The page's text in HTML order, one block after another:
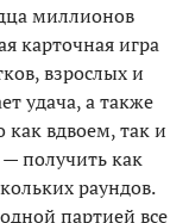
миллионов
карточная игра
взрослых и
удача, а также
как вдвоем, так и
получить как
раундов.
партией все